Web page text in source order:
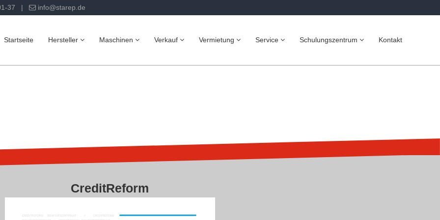
37 | info@starep.de
Startseite Hersteller Maschinen Verkauf Vermietung Service Schulungszentrum Kontakt
CreditReform